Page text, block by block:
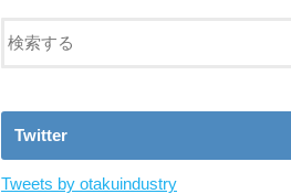
Twitter
Tweets by otakuindustry